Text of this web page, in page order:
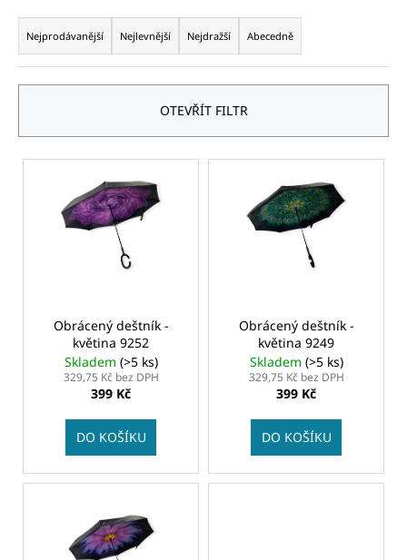
Ř
a
z
e
í
p
Nejprodávanější Nejlevnější Nejdražší Abecedně
OTEVŘÍT FILTR
V
Obrácený deštník -
květina 9252
Skladem (>5 ks)
329,75 Kč bez DPH
399 Kč
DO KOŠÍKU
Obrácený deštník -
květina 9249
Skladem (>5 ks)
329,75 Kč bez DPH
399 Kč
DO KOŠÍKU
í
t
?
HLEDAT